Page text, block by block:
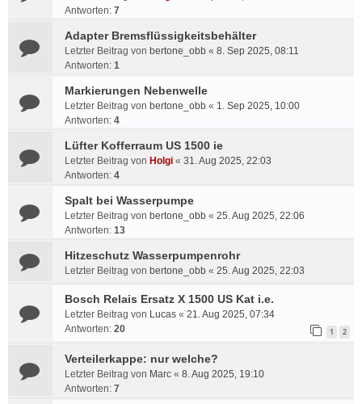
Antworten: 7
Adapter Bremsflüssigkeitsbehälter
Letzter Beitrag von bertone_obb « 8. Sep 2025, 08:11
Antworten: 1
Markierungen Nebenwelle
Letzter Beitrag von bertone_obb « 1. Sep 2025, 10:00
Antworten: 4
Lüfter Kofferraum US 1500 ie
Letzter Beitrag von Holgi « 31. Aug 2025, 22:03
Antworten: 4
Spalt bei Wasserpumpe
Letzter Beitrag von bertone_obb « 25. Aug 2025, 22:06
Antworten: 13
Hitzeschutz Wasserpumpenrohr
Letzter Beitrag von bertone_obb « 25. Aug 2025, 22:03
Bosch Relais Ersatz X 1500 US Kat i.e.
Letzter Beitrag von Lucas « 21. Aug 2025, 07:34
Antworten: 20 1 2
Verteilerkappe: nur welche?
Letzter Beitrag von Marc « 8. Aug 2025, 19:10
Antworten: 7